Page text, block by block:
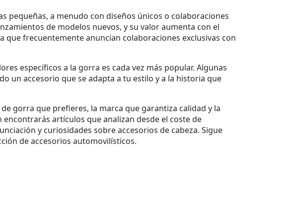
pequeñas, a menudo con diseños únicos o colaboraciones
de modelos nuevos, y su valor aumenta con el
que frecuentemente anuncian colaboraciones exclusivas con
específicos a la gorra es cada vez más popular. Algunas
un accesorio que se adapta a tu estilo y a la historia que
gorra que prefieres, la marca que garantiza calidad y la
artículos que analizan desde el coste de
y curiosidades sobre accesorios de cabeza. Sigue
de accesorios automovilísticos.